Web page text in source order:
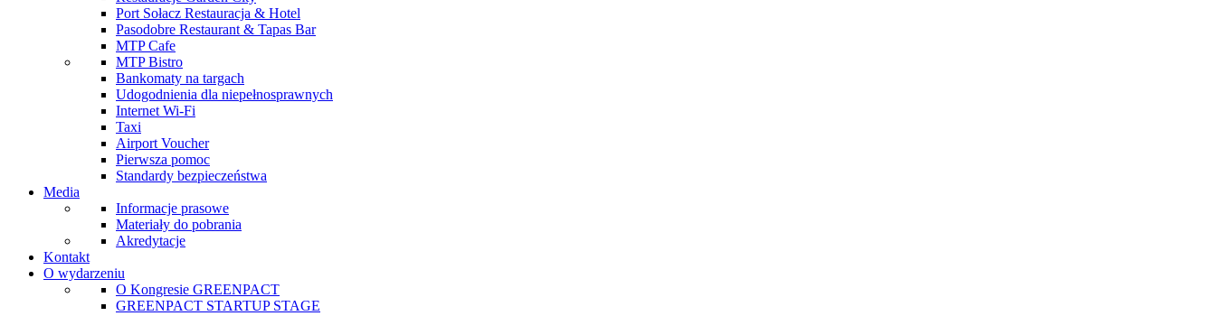
Port Sołacz Restauracja & Hotel
Pasodobre Restaurant & Tapas Bar
MTP Cafe
MTP Bistro
Bankomaty na targach
Udogodnienia dla niepełnosprawnych
Internet Wi-Fi
Taxi
Airport Voucher
Pierwsza pomoc
Standardy bezpieczeństwa
Media
Informacje prasowe
Materiały do pobrania
Akredytacje
Kontakt
O wydarzeniu
O Kongresie GREENPACT
GREENPACT STARTUP STAGE